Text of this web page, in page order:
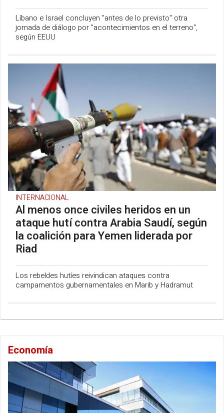
Líbano e Israel concluyen "antes de lo previsto" otra
jornada de diálogo por "acontecimientos en el terreno",
según EEUU
INTERNACIONAL
Al menos once civiles heridos en un
ataque hutí contra Arabia Saudí, según
la coalición para Yemen liderada por
Riad
Los rebeldes hutíes reivindican ataques contra
campamentos gubernamentales en Marib y Hadramut
Economía